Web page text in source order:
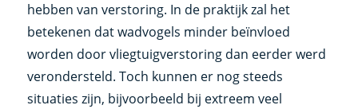
hebben van verstoring. In de praktijk zal het
betekenen dat wadvogels minder beïnvloed
worden door vliegtuigverstoring dan eerder werd
verondersteld. Toch kunnen er nog steeds
situaties zijn, bijvoorbeeld bij extreem veel